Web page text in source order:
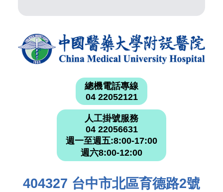
總機電話專線
04 22052121
人工掛號服務
04 22056631
週一至週五:8:00-17:00
週六8:00-12:00
404327 台中市北區育德路2號